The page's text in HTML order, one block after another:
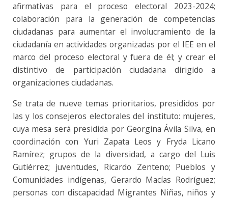
afirmativas para el proceso electoral 2023-2024;
colaboración para la generación de competencias
ciudadanas para aumentar el involucramiento de la
ciudadanía en actividades organizadas por el IEE en el
marco del proceso electoral y fuera de él; y crear el
distintivo de participación ciudadana dirigido a
organizaciones ciudadanas.
Se trata de nueve temas prioritarios, presididos por
las y los consejeros electorales del instituto: mujeres,
cuya mesa será presidida por Georgina Ávila Silva, en
coordinación con Yuri Zapata Leos y Fryda Licano
Ramírez; grupos de la diversidad, a cargo del Luis
Gutiérrez; juventudes, Ricardo Zenteno; Pueblos y
Comunidades indígenas, Gerardo Macías Rodríguez;
personas con discapacidad Migrantes Niñas, niños y